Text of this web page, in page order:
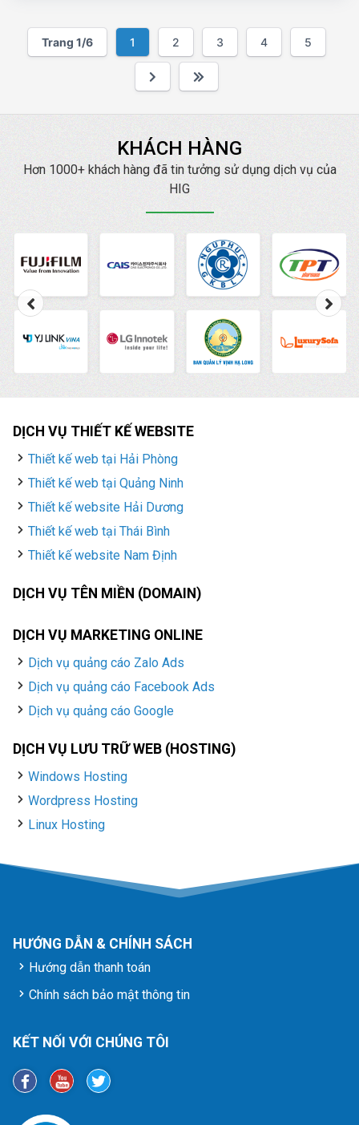
không am hiểu nhiều về máy tính. Sau khi thiết kế
web xong chúng tôi sẽ hỗ trợ hướng dẫn khách
hàng quản trị, khai thác web đến khi thành thạo thì thôi,
website cũng được chúng tôi bảo hành, bảo trì mãi mãi
Trang 1/6 1 2 3 4 5
KHÁCH HÀNG
Hơn 1000+ khách hàng đã tin tưởng sử dụng dịch vụ của
HIG
DỊCH VỤ THIẾT KẾ WEBSITE
Thiết kế web tại Hải Phòng
Thiết kế web tại Quảng Ninh
Thiết kế website Hải Dương
Thiết kế web tại Thái Bình
Thiết kế website Nam Định
DỊCH VỤ TÊN MIỀN (DOMAIN)
DỊCH VỤ MARKETING ONLINE
Dịch vụ quảng cáo Zalo Ads
Dịch vụ quảng cáo Facebook Ads
Dịch vụ quảng cáo Google
DỊCH VỤ LƯU TRỮ WEB (HOSTING)
Windows Hosting
Wordpress Hosting
Linux Hosting
HƯỚNG DẪN & CHÍNH SÁCH
Hướng dẫn thanh toán
Chính sách bảo mật thông tin
KẾT NỐI VỚI CHÚNG TÔI